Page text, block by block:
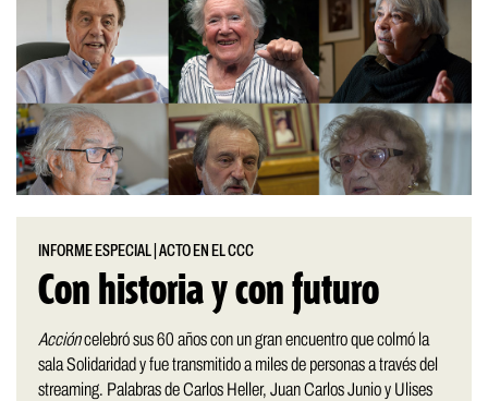
INFORME ESPECIAL |ACTO EN EL CCC
Con historia y con futuro
Accióncelebró sus 60 años con un gran encuentro que colmó la
sala Solidaridad y fue transmitido a miles de personas a través del
streaming. Palabras de Carlos Heller, Juan Carlos Junio y Ulises